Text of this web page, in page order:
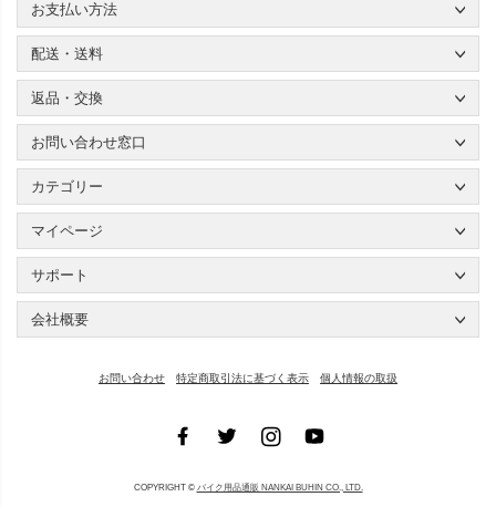
お支払い方法
配送・送料
返品・交換
お問い合わせ窓口
カテゴリー
マイページ
サポート
会社概要
お問い合わせ 特定商取引法に基づく表示 個人情報の取扱
COPYRIGHT © バイク用品通販 NANKAI BUHIN CO., LTD.